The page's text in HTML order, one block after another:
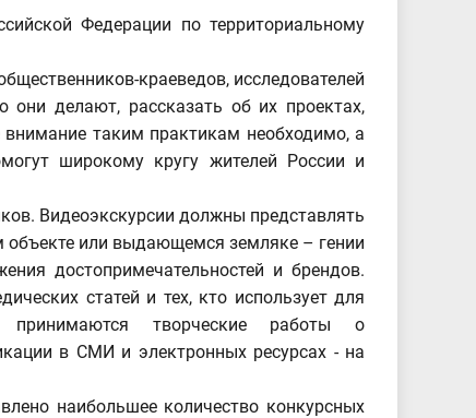
Федерации по территориальному
краеведов, исследователей
они делают, рассказать об их проектах,
таким практикам необходимо, а
широкому кругу жителей России и
Видеоэкскурсии должны представлять
объекте или выдающемся земляке – гении
достопримечательностей и брендов.
статей и тех, кто использует для
принимаются творческие работы о
в СМИ и электронных ресурсах - на
наибольшее количество конкурсных